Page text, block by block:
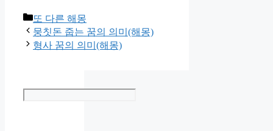
Categories
또 다른 해몽
뭉칫돈 줍는 꿈의 의미(해몽)
형사 꿈의 의미(해몽)
Search